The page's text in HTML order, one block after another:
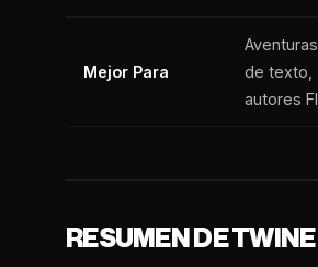
Mejor Para
Aventuras
de texto,
autores FI
RESUMEN DE TWINE